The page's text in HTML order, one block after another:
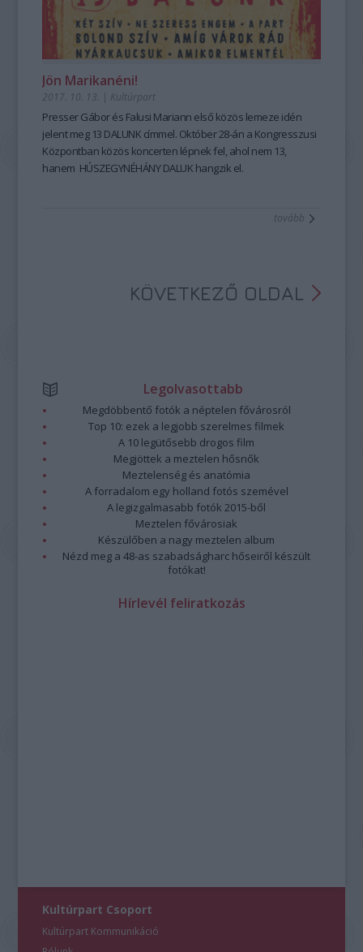
Jön Marikanéni!
2017. 10. 13. | Kultúrpart
Presser Gábor és Falusi Mariann első közös lemeze idén
jelent meg 13 DALUNK címmel. Október 28-án a Kongresszusi
Központban közös koncerten lépnek fel, ahol nem 13,
hanem HÚSZEGYNÉHÁNY DALUK hangzik el.
tovább
KÖVETKEZŐ OLDAL
Legolvasottabb
Megdöbbentő fotók a néptelen fővárosról
Top 10: ezek a legjobb szerelmes filmek
A 10 legütősebb drogos film
Megjöttek a meztelen hősnők
Meztelenség és anatómia
A forradalom egy holland fotós szemével
A legizgalmasabb fotók 2015-ből
Meztelen fővárosiak
Készülőben a nagy meztelen album
Nézd meg a 48-as szabadságharc hőseiről készült
fotókat!
Hírlevél feliratkozás
Kultúrpart Csoport
Kultúrpart Kommunikáció